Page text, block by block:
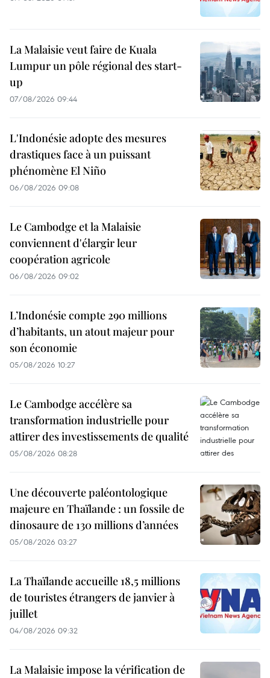
La Malaisie veut faire de Kuala
Lumpur un pôle régional des start-
up
07/08/2026 09:44
L'Indonésie adopte des mesures
drastiques face à un puissant
phénomène El Niño
06/08/2026 09:08
Le Cambodge et la Malaisie
conviennent d'élargir leur
coopération agricole
06/08/2026 09:02
L’Indonésie compte 290 millions
d’habitants, un atout majeur pour
son économie
05/08/2026 10:27
Le Cambodge accélère sa
transformation industrielle pour
attirer des investissements de qualité
05/08/2026 08:28
Une découverte paléontologique
majeure en Thaïlande : un fossile de
dinosaure de 130 millions d’années
05/08/2026 03:27
La Thaïlande accueille 18,5 millions
de touristes étrangers de janvier à
juillet
04/08/2026 09:32
La Malaisie impose la vérification de